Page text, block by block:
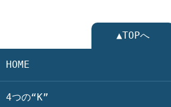
▲TOPへ
HOME
4つの“K”